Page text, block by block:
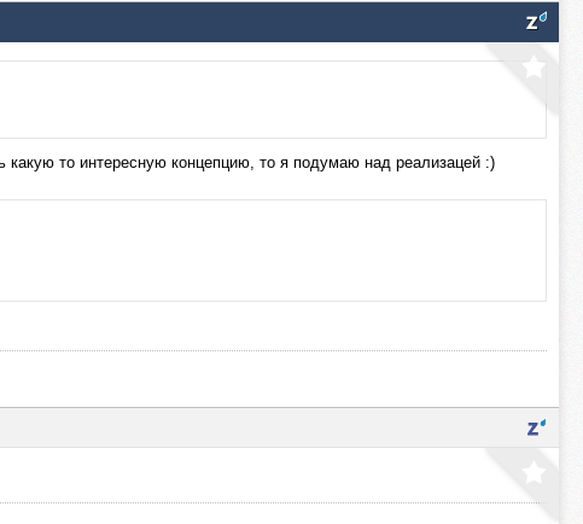
то интересную концепцию, то я подумаю над реализацей :)